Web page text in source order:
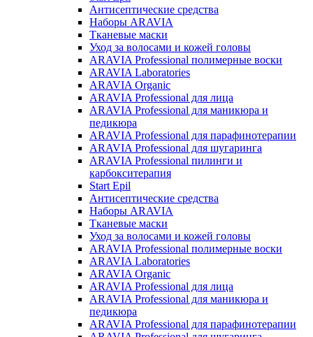
Антисептические средства
Наборы ARAVIA
Тканевые маски
Уход за волосами и кожей головы
ARAVIA Professional полимерные воски
ARAVIA Laboratories
ARAVIA Organic
ARAVIA Professional для лица
ARAVIA Professional для маникюра и
педикюра
ARAVIA Professional для парафинотерапии
ARAVIA Professional для шугаринга
ARAVIA Professional пилинги и
карбокситерапия
Start Epil
Антисептические средства
Наборы ARAVIA
Тканевые маски
Уход за волосами и кожей головы
ARAVIA Professional полимерные воски
ARAVIA Laboratories
ARAVIA Organic
ARAVIA Professional для лица
ARAVIA Professional для маникюра и
педикюра
ARAVIA Professional для парафинотерапии